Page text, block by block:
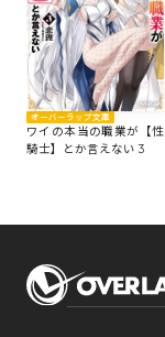
オーバーラップ文庫
ワイの本当の職業が【性
騎士】とか言えない 3